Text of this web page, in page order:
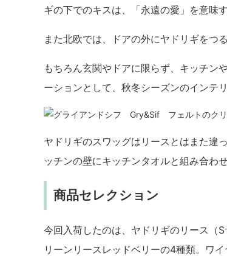
ギの下でのキスは、「永遠の愛」を意味
また北欧では、ドアの外にヤドリギをつる
もちろん玄関やドアに限らず、キッチン
ーションとして、秋冬シーズンのインテ
ヤドリギのスワッグはリースとはまた違
ッチンの壁にキッチンタオルと組み合わ
商品セレクション
今回入荷したのは、ヤドリギのリース（
リーンリースレッドベリーの4種類。ワ